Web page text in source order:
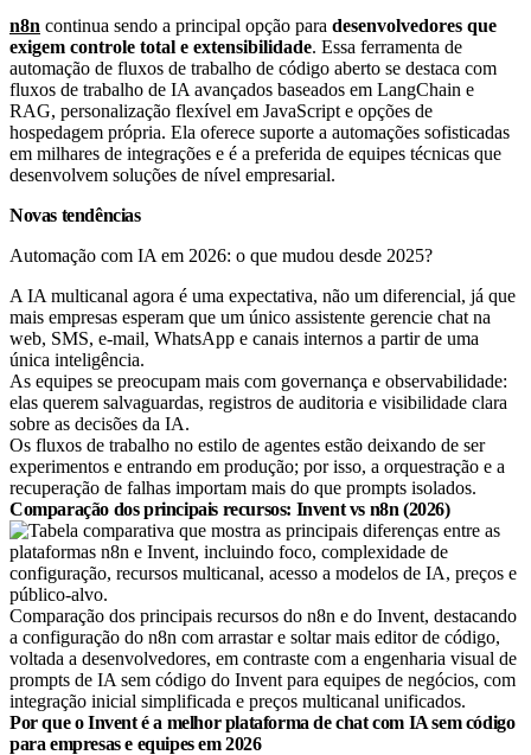
n8n continua sendo a principal opção para desenvolvedores que
exigem controle total e extensibilidade. Essa ferramenta de
automação de fluxos de trabalho de código aberto se destaca com
fluxos de trabalho de IA avançados baseados em LangChain e
RAG, personalização flexível em JavaScript e opções de
hospedagem própria. Ela oferece suporte a automações sofisticadas
em milhares de integrações e é a preferida de equipes técnicas que
desenvolvem soluções de nível empresarial.
Novas tendências
Automação com IA em 2026: o que mudou desde 2025?
A IA multicanal agora é uma expectativa, não um diferencial, já que
mais empresas esperam que um único assistente gerencie chat na
web, SMS, e-mail, WhatsApp e canais internos a partir de uma
única inteligência.
As equipes se preocupam mais com governança e observabilidade:
elas querem salvaguardas, registros de auditoria e visibilidade clara
sobre as decisões da IA.
Os fluxos de trabalho no estilo de agentes estão deixando de ser
experimentos e entrando em produção; por isso, a orquestração e a
recuperação de falhas importam mais do que prompts isolados.
Comparação dos principais recursos: Invent vs n8n (2026)
Comparação dos principais recursos do n8n e do Invent, destacando
a configuração do n8n com arrastar e soltar mais editor de código,
voltada a desenvolvedores, em contraste com a engenharia visual de
prompts de IA sem código do Invent para equipes de negócios, com
integração inicial simplificada e preços multicanal unificados.
Por que o Invent é a melhor plataforma de chat com IA sem código
para empresas e equipes em 2026